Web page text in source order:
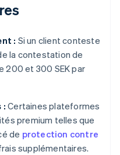
: Si un client conteste
la contestation de
200 et 300 SEK par
: Certaines plateformes
premium telles que
de protection contre
supplémentaires.